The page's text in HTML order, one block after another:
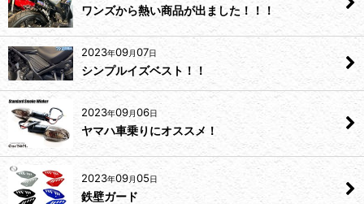
ワンズから熱い商品が出ました！！！
2023年09月07日
シンプルイズベスト！！
2023年09月06日
ヤマハ車乗りにオススメ！
2023年09月05日
鉄壁ガード